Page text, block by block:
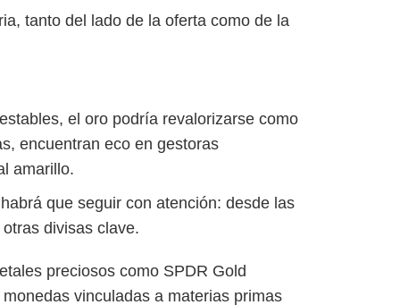
tanto del lado de la oferta como de la
el oro podría revalorizarse como
encuentran eco en gestoras
amarillo.
que seguir con atención: desde las
divisas clave.
preciosos como SPDR Gold
vinculadas a materias primas